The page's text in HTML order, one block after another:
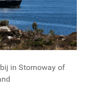
in Stornoway of